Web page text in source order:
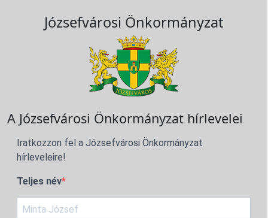
Józsefvárosi Önkormányzat
A Józsefvárosi Önkormányzat hírlevelei
Iratkozzon fel a Józsefvárosi Önkormányzat
hírleveleire!
Teljes név